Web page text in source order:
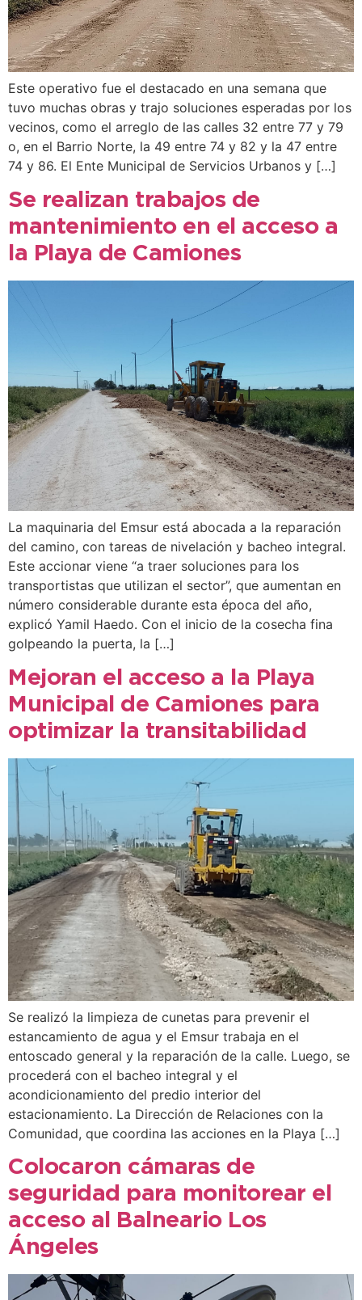
Este operativo fue el destacado en una semana que
tuvo muchas obras y trajo soluciones esperadas por los
vecinos, como el arreglo de las calles 32 entre 77 y 79
o, en el Barrio Norte, la 49 entre 74 y 82 y la 47 entre
74 y 86. El Ente Municipal de Servicios Urbanos y […]
Se realizan trabajos de
mantenimiento en el acceso a
la Playa de Camiones
La maquinaria del Emsur está abocada a la reparación
del camino, con tareas de nivelación y bacheo integral.
Este accionar viene “a traer soluciones para los
transportistas que utilizan el sector”, que aumentan en
número considerable durante esta época del año,
explicó Yamil Haedo. Con el inicio de la cosecha fina
golpeando la puerta, la […]
Mejoran el acceso a la Playa
Municipal de Camiones para
optimizar la transitabilidad
Se realizó la limpieza de cunetas para prevenir el
estancamiento de agua y el Emsur trabaja en el
entoscado general y la reparación de la calle. Luego, se
procederá con el bacheo integral y el
acondicionamiento del predio interior del
estacionamiento. La Dirección de Relaciones con la
Comunidad, que coordina las acciones en la Playa […]
Colocaron cámaras de
seguridad para monitorear el
acceso al Balneario Los
Ángeles